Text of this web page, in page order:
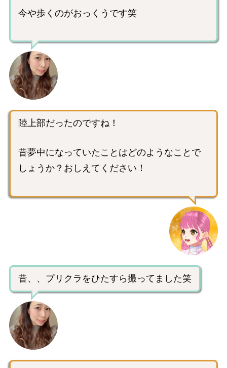
今や歩くのがおっくうです笑
陸上部だったのですね！
昔夢中になっていたことはどのようなことで
しょうか？おしえてください！
昔、、プリクラをひたすら撮ってました笑